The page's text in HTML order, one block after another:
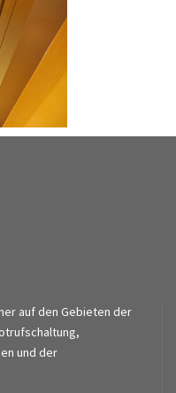
auf den Gebieten der
und der